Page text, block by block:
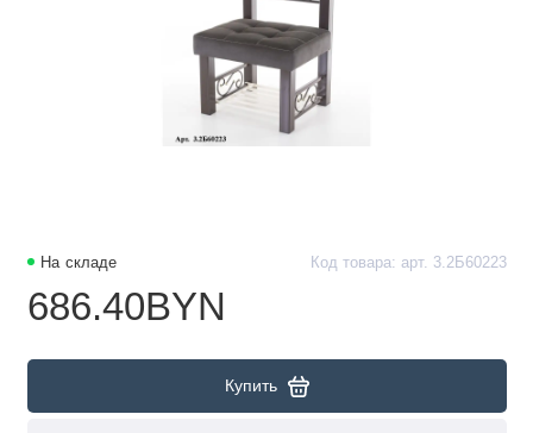
На складе Код товара: арт. 3.2Б60223
686.40BYN
Купить